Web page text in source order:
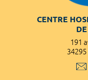
CENTRE
191